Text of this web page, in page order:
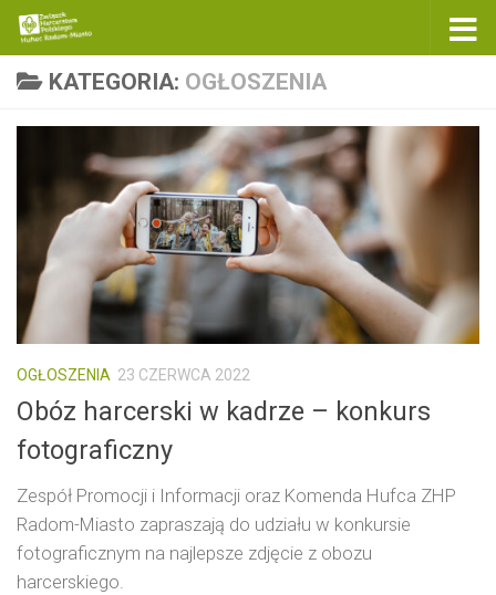
Skip to content
KATEGORIA: OGŁOSZENIA
OGŁOSZENIA 23 CZERWCA 2022
Obóz harcerski w kadrze – konkurs
fotograficzny
Zespół Promocji i Informacji oraz Komenda Hufca ZHP
Radom-Miasto zapraszają do udziału w konkursie
fotograficznym na najlepsze zdjęcie z obozu
harcerskiego.